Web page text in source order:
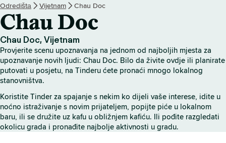
r
H
o
e
Odredištа Vijetnam Chau Doc
Chau Doc
Chau Doc, Vijetnam
Provjerite scenu upoznavanja na jednom od najboljih mjesta za
upoznavanje novih ljudi: Chau Doc. Bilo da živite ovdje ili planirate
putovati u posjetu, na Tinderu ćete pronaći mnogo lokalnog
stanovništva.
Koristite Tinder za spajanje s nekim ko dijeli vaše interese, idite u
noćno istraživanje s novim prijateljem, popijte piće u lokalnom
baru, ili se družite uz kafu u obližnjem kafiću. Ili pođite razgledati
okolicu grada i pronađite najbolje aktivnosti u gradu.